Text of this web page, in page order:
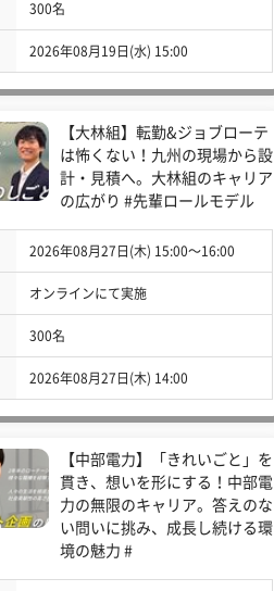
300名
2026年08月19日(水) 15:00
【大林組】転勤&ジョブローテ
は怖くない！九州の現場から設
計・見積へ。大林組のキャリア
の広がり #先輩ロールモデル
2026年08月27日(木) 15:00〜16:00
オンラインにて実施
300名
2026年08月27日(木) 14:00
【中部電力】「きれいごと」を
貫き、想いを形にする！中部電
力の無限のキャリア。答えのな
い問いに挑み、成長し続ける環
境の魅力 #